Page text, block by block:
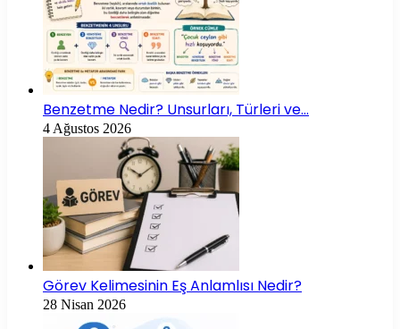
Benzetme Nedir? Unsurları, Türleri ve…
4 Ağustos 2026
Görev Kelimesinin Eş Anlamlısı Nedir?
28 Nisan 2026